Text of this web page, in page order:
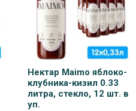
Нектар Maimo яблоко-
клубника-кизил 0.33
литра, стекло, 12 шт. в
уп.